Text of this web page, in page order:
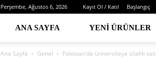
Perşembe, Ağustos 6, 2026 Kayıt Ol / Katıl Başlangıç
ANA SAYFA YENI ÜRÜNLER
Ana Sayfa Genel Pakistan’da üniversiteye silahlı